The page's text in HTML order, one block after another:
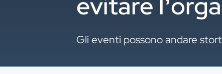
Gli eventi possono andare